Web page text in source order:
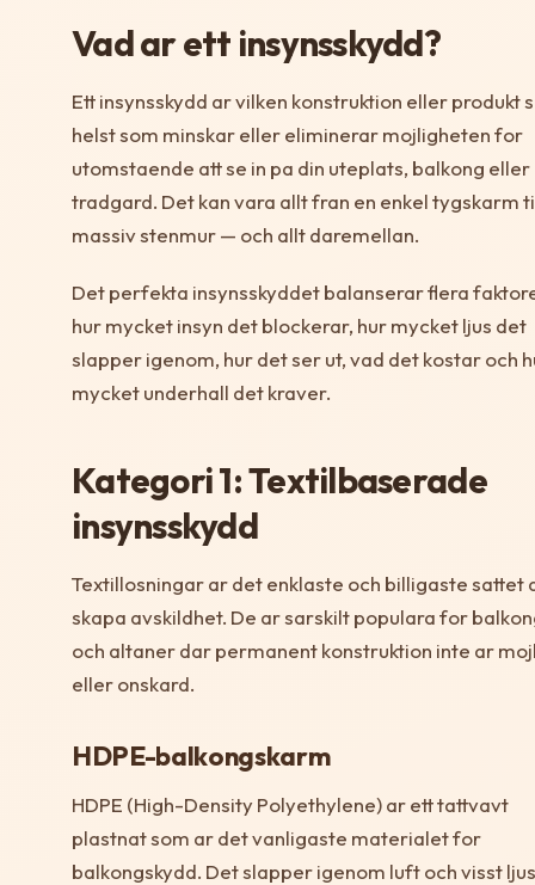
Vad ar ett insynsskydd?
Ett insynsskydd ar vilken konstruktion eller produkt
helst som minskar eller eliminerar mojligheten for
utomstaende att se in pa din uteplats, balkong eller
tradgard. Det kan vara allt fran en enkel tygskarm
massiv stenmur — och allt daremellan.
Det perfekta insynsskyddet balanserar flera
hur mycket insyn det blockerar, hur mycket ljus det
slapper igenom, hur det ser ut, vad det kostar och
mycket underhall det kraver.
Kategori 1: Textilbaserade
insynsskydd
Textillosningar ar det enklaste och billigaste sattet
skapa avskildhet. De ar sarskilt populara for
och altaner dar permanent konstruktion inte ar
eller onskard.
HDPE-balkongskarm
HDPE (High-Density Polyethylene) ar ett tattvavt
plastnat som ar det vanligaste materialet for
balkongskydd. Det slapper igenom luft och visst